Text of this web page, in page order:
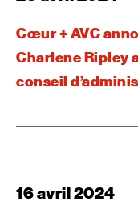
Cœur + AVC
Charlene Ripley
conseil
16 avril 2024